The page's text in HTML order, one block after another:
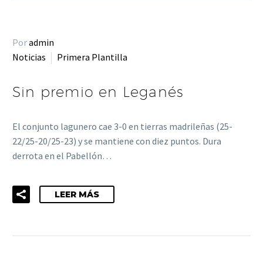
Poradmin
Noticias
Primera Plantilla
Sin premio en Leganés
El conjunto lagunero cae 3-0 en tierras madrileñas (25-
22/25-20/25-23) y se mantiene con diez puntos. Dura
derrota en el Pabellón…
LEER MÁS